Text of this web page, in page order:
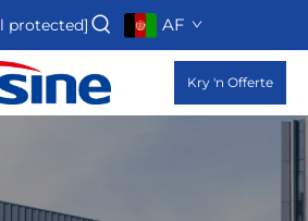
protected] AF
Kry 'n Offerte